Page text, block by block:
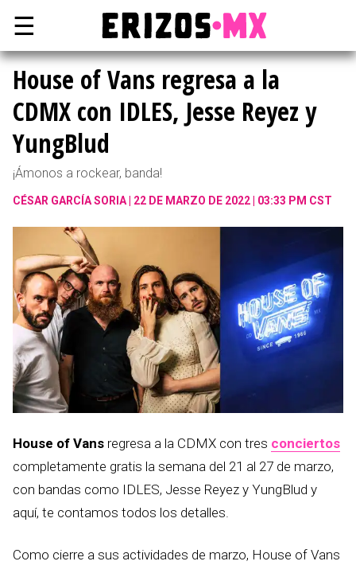
☰
House of Vans regresa a la
CDMX con IDLES, Jesse Reyez y
YungBlud
¡Ámonos a rockear, banda!
CÉSAR GARCÍA SORIA 22 DE MARZO DE 2022 | 03:33 PM CST
House of Vans regresa a la CDMX con tres conciertos
completamente gratis la semana del 21 al 27 de marzo,
con bandas como IDLES, Jesse Reyez y YungBlud y
aquí, te contamos todos los detalles.
Como cierre a sus actividades de marzo, House of Vans